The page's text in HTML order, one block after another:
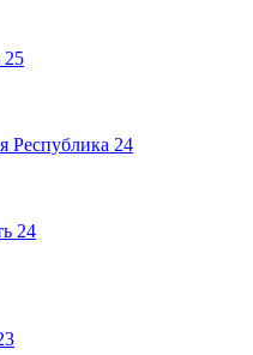
25
Республика 24
24